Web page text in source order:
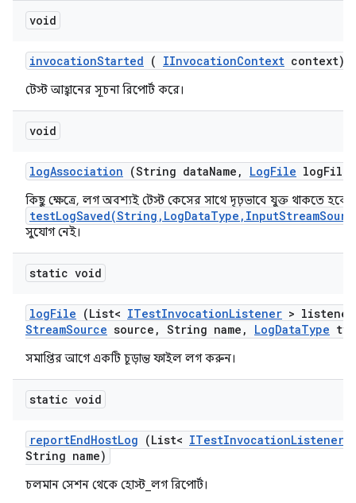
void
invocationStarted ( IInvocationContext context)
টেস্ট আহ্বানের সূচনা রিপোর্ট করে।
void
logAssociation (String dataName , LogFile logFile)
কিছু ক্ষেত্রে, লগ অবশ্যই টেস্ট কেসের সাথে দৃঢ়ভাবে যুক্ত থাকতে হবে,
সুযোগ নেই।
static void
logFile (List< ITestInvocationListener >
StreamSource source , String name , LogDataType
সমাপ্তির আগে একটি চূড়ান্ত ফাইল লগ করুন।
static void
reportEndHostLog (List< ITestInvocationListener
String name)
চলমান সেশন থেকে হোস্ট_লগ রিপোর্ট।